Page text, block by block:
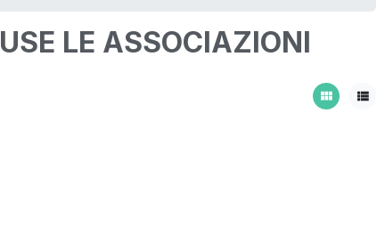
LE ASSOCIAZIONI
view_module view_list